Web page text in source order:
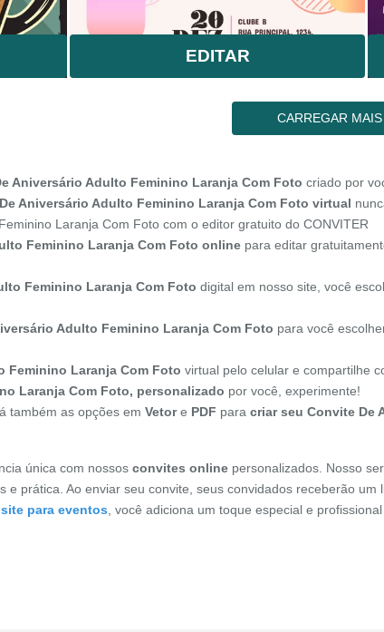
EDITAR
CARREGAR
Aniversário Adulto Feminino Laranja Com Foto criado por
Aniversário Adulto Feminino Laranja Com Foto virtual
Laranja Com Foto com o editor gratuito do CONVITER
Feminino Laranja Com Foto online para editar
Feminino Laranja Com Foto digital em nosso site, você
Adulto Feminino Laranja Com Foto para você
Feminino Laranja Com Foto virtual pelo celular e compartilhe
Laranja Com Foto, personalizado por você, experimente!
também as opções em Vetore PDF para criar seu Convite De
única com nossos convites online personalizados. Nosso
e prática. Ao enviar seu convite, seus convidados receberão
site para eventos , você adiciona um toque especial e